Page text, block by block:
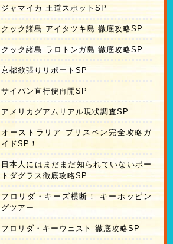
ジャマイカ 王道スポットSP
クック諸島 アイタツキ島 徹底攻略SP
クック諸島 ラロトンガ島 徹底攻略SP
京都欲張りリポートSP
サイパン直行便再開SP
アメリカグアムリアル現状調査SP
オーストラリア ブリスベン完全攻略ガ
イドSP！
日本人にはまだまだ知られていないポー
トダグラス徹底攻略SP
フロリダ・キーズ横断！ キーホッピン
グツアー
フロリダ・キーウェスト 徹底攻略SP